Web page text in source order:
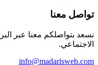
تواصل معنا
نسعد بتواصلكم معنا عبر
الاجتماعي.
info@madarisweb.com